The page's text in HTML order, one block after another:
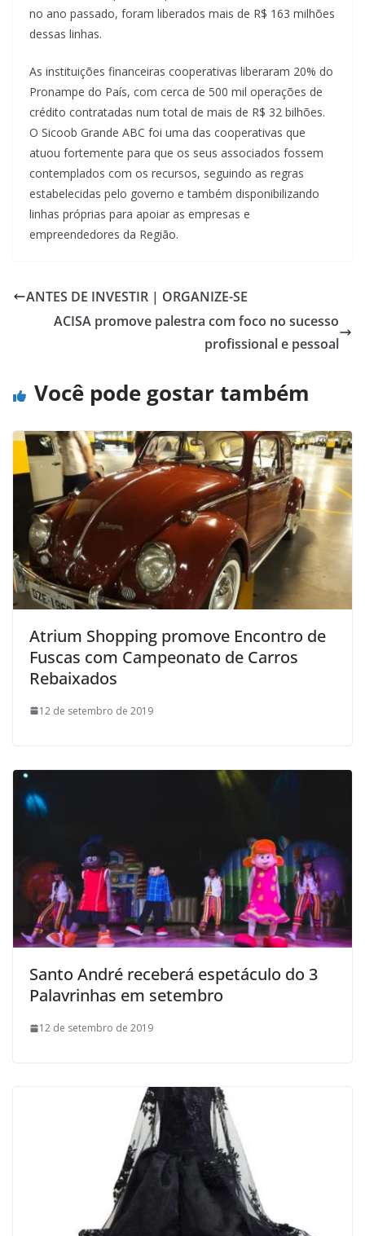
no ano passado, foram liberados mais de R$ 163 milhões
dessas linhas.
As instituições financeiras cooperativas liberaram 20% do
Pronampe do País, com cerca de 500 mil operações de
crédito contratadas num total de mais de R$ 32 bilhões.
O Sicoob Grande ABC foi uma das cooperativas que
atuou fortemente para que os seus associados fossem
contemplados com os recursos, seguindo as regras
estabelecidas pelo governo e também disponibilizando
linhas próprias para apoiar as empresas e
empreendedores da Região.
ANTES DE INVESTIR | ORGANIZE-SE
ACISA promove palestra com foco no sucesso
profissional e pessoal
Você pode gostar também
Atrium Shopping promove Encontro de
Fuscas com Campeonato de Carros
Rebaixados
12 de setembro de 2019
Santo André receberá espetáculo do 3
Palavrinhas em setembro
12 de setembro de 2019